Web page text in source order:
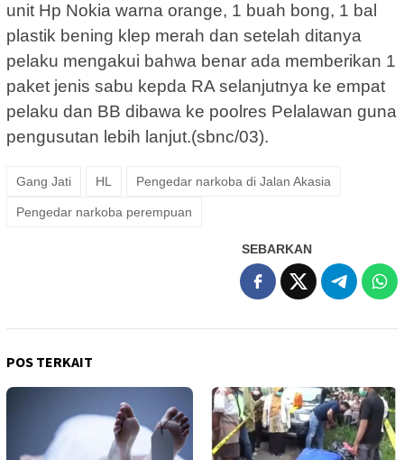
unit Hp Nokia warna orange, 1 buah bong, 1 bal
plastik bening klep merah dan setelah ditanya
pelaku mengakui bahwa benar ada memberikan 1
paket jenis sabu kepda RA selanjutnya ke empat
pelaku dan BB dibawa ke poolres Pelalawan guna
pengusutan lebih lanjut.(sbnc/03).
Gang Jati HL Pengedar narkoba di Jalan Akasia
Pengedar narkoba perempuan
SEBARKAN
POS TERKAIT